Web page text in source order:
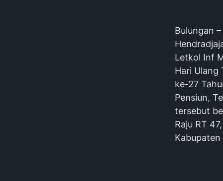
‎Bulungan
Letkol Inf
Hari Ulang
ke-27
Pensiun,
tersebut
Raju RT